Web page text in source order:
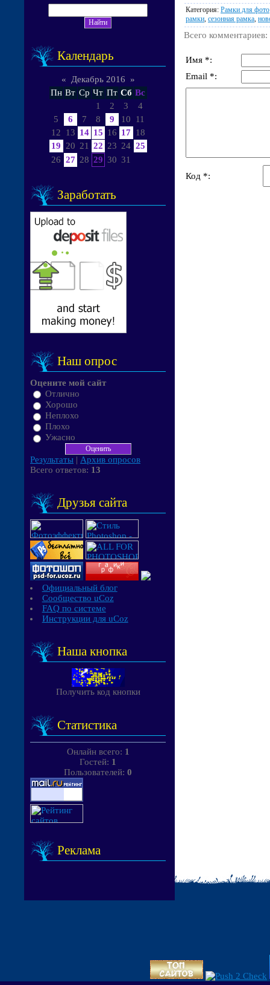
Календарь
« Декабрь 2016
»
Пн Вт Ср Чт Пт Сб Вс
1
2 3
4
5
6 7 8 9 10
11
12
13 14 15 16 17 18
19
20 21 22 23 24 25
26 27 28 29 30 31
Заработать
Наш опрос
Оцените мой сайт
Отлично
Хорошо
Неплохо
Плохо
Ужасно
Результаты | Архив опросов
Всего ответов: 13
Друзья сайта
Официальный блог
Сообщество uCoz
FAQ по системе
Инструкции для uCoz
Наша кнопка
Получить код кнопки
Статистика
Онлайн всего: 1
Гостей: 1
Пользователей: 0
Реклама
Категория: Рамки для фото
рамки сезонная рамка
Всего комментариев:
Имя *:
Email *:
Код *: